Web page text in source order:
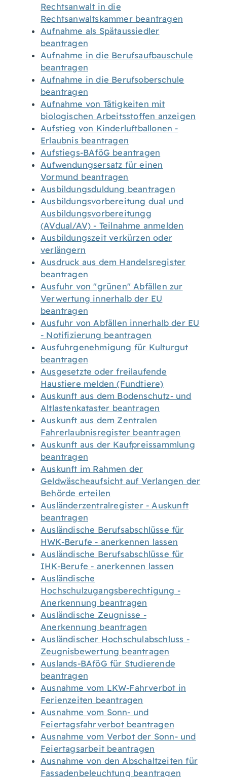
Rechtsanwalt in die
Rechtsanwaltskammer beantragen
Aufnahme als Spätaussiedler
beantragen
Aufnahme in die Berufsaufbauschule
beantragen
Aufnahme in die Berufsoberschule
beantragen
Aufnahme von Tätigkeiten mit
biologischen Arbeitsstoffen anzeigen
Aufstieg von Kinderluftballonen -
Erlaubnis beantragen
Aufstiegs-BAföG beantragen
Aufwendungsersatz für einen
Vormund beantragen
Ausbildungsduldung beantragen
Ausbildungsvorbereitung dual und
Ausbildungsvorbereitungg
(AVdual/AV) - Teilnahme anmelden
Ausbildungszeit verkürzen oder
verlängern
Ausdruck aus dem Handelsregister
beantragen
Ausfuhr von "grünen" Abfällen zur
Verwertung innerhalb der EU
beantragen
Ausfuhr von Abfällen innerhalb der EU
- Notifizierung beantragen
Ausfuhrgenehmigung für Kulturgut
beantragen
Ausgesetzte oder freilaufende
Haustiere melden (Fundtiere)
Auskunft aus dem Bodenschutz- und
Altlastenkataster beantragen
Auskunft aus dem Zentralen
Fahrerlaubnisregister beantragen
Auskunft aus der Kaufpreissammlung
beantragen
Auskunft im Rahmen der
Geldwäscheaufsicht auf Verlangen der
Behörde erteilen
Ausländerzentralregister - Auskunft
beantragen
Ausländische Berufsabschlüsse für
HWK-Berufe - anerkennen lassen
Ausländische Berufsabschlüsse für
IHK-Berufe - anerkennen lassen
Ausländische
Hochschulzugangsberechtigung -
Anerkennung beantragen
Ausländische Zeugnisse -
Anerkennung beantragen
Ausländischer Hochschulabschluss -
Zeugnisbewertung beantragen
Auslands-BAföG für Studierende
beantragen
Ausnahme vom LKW-Fahrverbot in
Ferienzeiten beantragen
Ausnahme vom Sonn- und
Feiertagsfahrverbot beantragen
Ausnahme vom Verbot der Sonn- und
Feiertagsarbeit beantragen
Ausnahme von den Abschaltzeiten für
Fassadenbeleuchtung beantragen